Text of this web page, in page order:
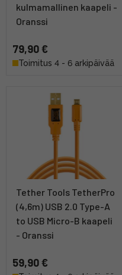
kulmamallinen kaapeli -
Oranssi
79,90 €
Toimitus 4 - 6 arkipäivää
Tether Tools TetherPro
(4,6m) USB 2.0 Type-A
to USB Micro-B kaapeli
- Oranssi
59,90 €